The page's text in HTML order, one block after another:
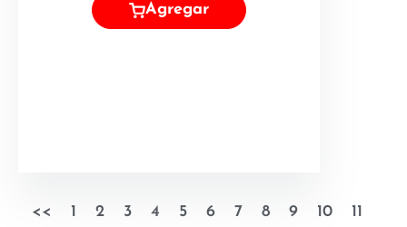
Agregar
<< 1 2 3 4 5 6 7 8 9 10
11